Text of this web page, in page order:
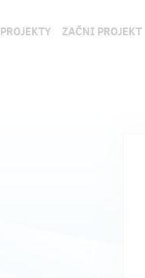
PROJEKTY ZAČNI PROJEKT